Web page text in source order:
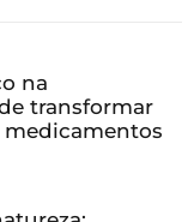
na
transformar